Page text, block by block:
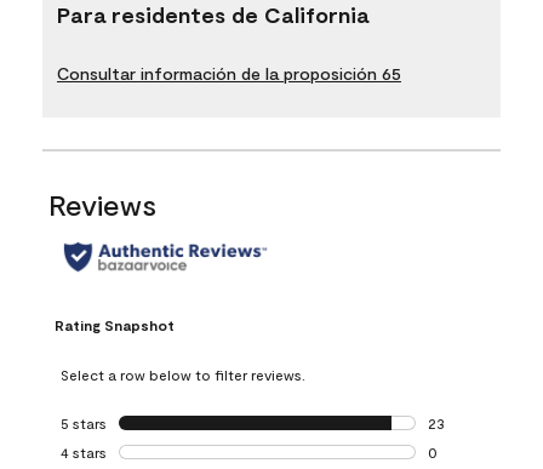
Para residentes de California
Consultar información de la proposición 65
Reviews
Rating Snapshot
Select a row below to filter reviews.
5 stars stars
23
23 reviews with
4 stars stars
0